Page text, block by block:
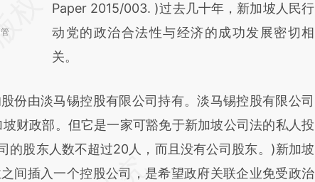
Paper 2015/003. )过去几十年，新加坡人民行
动党的政治合法性与经济的成功发展密切相
关。
由淡马锡控股有限公司持有。淡马锡控股有限公司
财政部。但它是一家可豁免于新加坡公司法的私人投
的股东人数不超过20人，而且没有公司股东。)新加坡
间插入一个控股公司，是希望政府关联企业免受政治